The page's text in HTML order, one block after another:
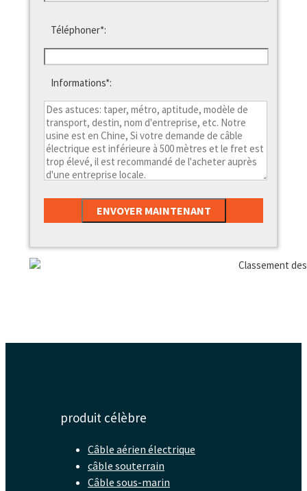
Téléphoner*:
Informations*:
produit célèbre
Câble aérien électrique
câble souterrain
Câble sous-marin